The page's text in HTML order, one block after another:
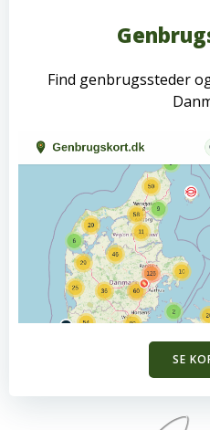
Find genbrugssteder
SE